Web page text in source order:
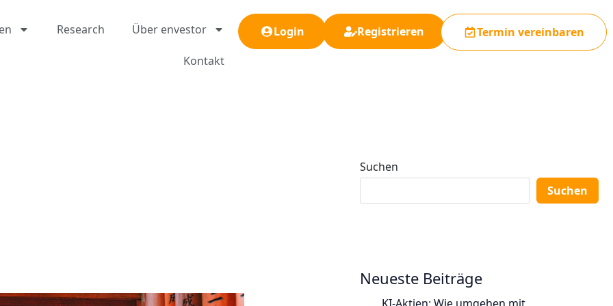
Research Über envestor
Kontakt
Login Registrieren Termin vereinbaren
Suchen
Suchen
Neueste Beiträge